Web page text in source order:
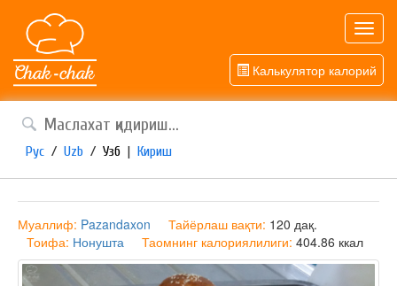
Калькулятор калорий
Рус / Uzb / Узб | Кириш
Муаллиф: Pazandaxon Тайёрлаш вақти: 120 дақ.
Тоифа: Нонушта Таомнинг калориялилиги: 404.86 ккал